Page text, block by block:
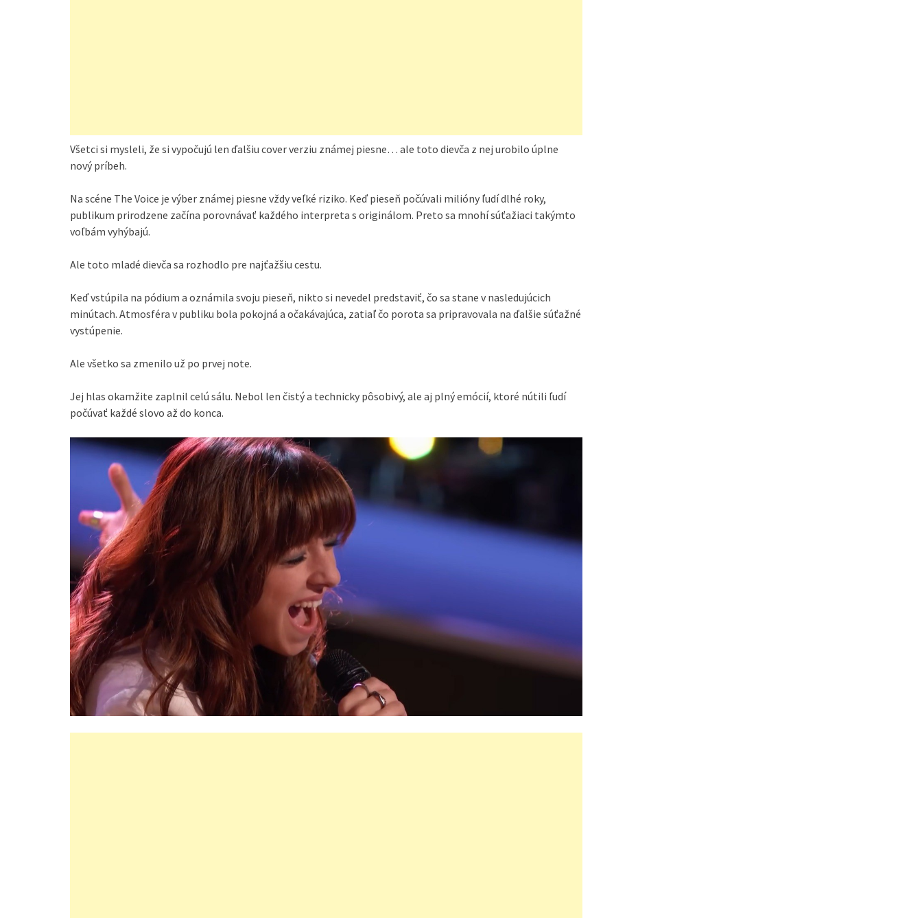
Všetci si mysleli, že si vypočujú len ďalšiu cover verziu známej piesne… ale toto dievča z nej urobilo úplne
nový príbeh.
Na scéne The Voice je výber známej piesne vždy veľké riziko. Keď pieseň počúvali milióny ľudí dlhé roky,
publikum prirodzene začína porovnávať každého interpreta s originálom. Preto sa mnohí súťažiaci takýmto
voľbám vyhýbajú.
Ale toto mladé dievča sa rozhodlo pre najťažšiu cestu.
Keď vstúpila na pódium a oznámila svoju pieseň, nikto si nevedel predstaviť, čo sa stane v nasledujúcich
minútach. Atmosféra v publiku bola pokojná a očakávajúca, zatiaľ čo porota sa pripravovala na ďalšie súťažné
vystúpenie.
Ale všetko sa zmenilo už po prvej note.
Jej hlas okamžite zaplnil celú sálu. Nebol len čistý a technicky pôsobivý, ale aj plný emócií, ktoré nútili ľudí
počúvať každé slovo až do konca.